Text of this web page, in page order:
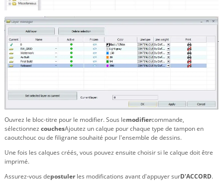
Ouvrez le bloc-titre pour le modifier. Sous lemodifiercommande,
sélectionnez couchesAjoutez un calque pour chaque type de tampon en
caoutchouc ou de filigrane souhaité pour l'ensemble de dessins.
Une fois les calques créés, vous pouvez ensuite choisir si le calque doit être
imprimé.
Assurez-vous depostulerles modifications avant d'appuyer surD'ACCORD.